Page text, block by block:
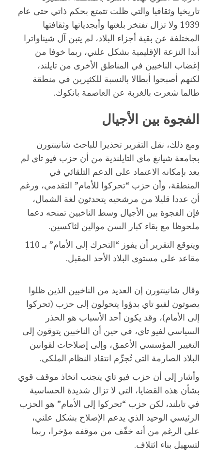
تاريخيا وثقافيا والتي ظلت تتمتع بحكم ذاتي حتى عام
1939 ولا تزال تفتخر بلغتها وأبجدياتها وثقافتها
المختلفة عن بقية أجزاء البلاد، لم يتبن آل شيناواترا
أبدا النزعة الإقليمية بشكل علني، ربما خوفا من
إغضاب الناخبين في المناطق الأخرى من تايلند،
لكنهم أصبحوا أبطالا بالنسبة للكثيرين في منطقة
طالما شعرت بالغربة عن العاصمة بانكوك.
الفجوة بين الأجيال
ومع ذلك، نقل التقرير تحذيرا للباحث شانينتورن
بجامعة شيانغ ماي التايلندية من أن حزب فيو تاي لم
يعد بإمكانه الاعتماد على الدعم التلقائي في
المنطقة، وأن حزب “تحركوا للأمام” التقدمي، ورغم
أن عددا قليلا من مرشحيه يتحدثون لغة الشمال،
فإن الفجوة بين الأجيال وسط الناخبين تمنحه دعما
ملحوظا مع بقاء كبار السن موالين لثاكسين.
ويتوقع التقرير أن يفوز “التحرك إلى الأمام” بـ 110
مقاعد على مستوى البلاد الأحد المقبل.
وقال شانينتورن إن العديد من الناخبين الذين ظلوا
يصوتون لفيو تاي بدؤوا يتحولون إلى حزب (تحركوا
إلى الأمام)، وقد يكون أحد الأسباب هو الحذر
السياسي لفيو تاي، في حين أن الناخبين يتوقون إلى
التغيير المؤسسي الأعمق، وإلى إصلاحات لقوانين
البلاد الصارمة التي تُجرِّم انتقاد النظام الملكي.
وأشار إلى أن حزب فيو تاي يتجنب اتخاذ موقف قوي
بشأن هذه القضايا، التي لا تزال شديدة الحساسية
في تايلند، لكن حزب “تحركوا إلى الأمام” هو الحزب
الرئيسي الوحيد الذي يدعم الإصلاح بشكل علني،
على الرغم من أنه خفّف من موقفه مؤخرا، ربما
لتسهيل بناء ائتلاف.